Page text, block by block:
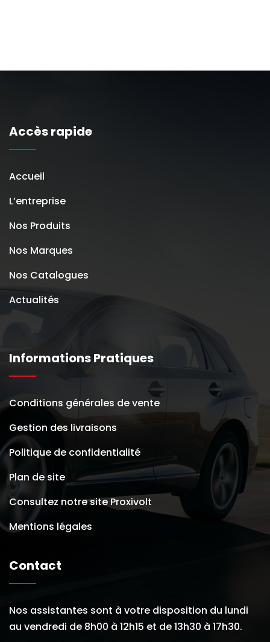
Accès rapide
Accueil
L’entreprise
Nos Produits
Nos Marques
Nos Catalogues
Actualités
Informations Pratiques
Conditions générales de vente
Gestion des livraisons
Politique de confidentialité
Plan de site
Consultez notre site Proxivolt
Mentions légales
Contact
Nos assistantes sont à votre disposition du lundi
au vendredi de 8h00 à 12h15 et de 13h30 à 17h30.